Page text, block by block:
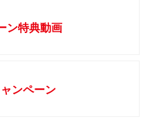
ン特典動画
ンペーン